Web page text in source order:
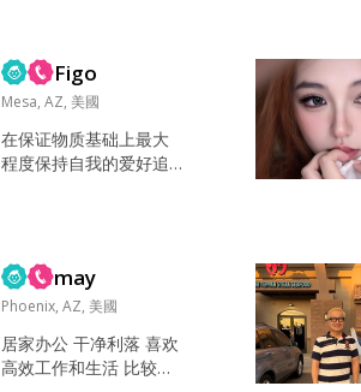
夫 I like being my true s
elf....
Figo
Mesa, AZ, 美國
在保证物质基础上最大
程度保持自我的爱好追
的心态。希望找到一个
有共鸣且互相爱护并一
起成长的伴侣。 打球，
看书，看电影，爬山，
越野，露营 喜欢运动，
足球，篮球，奔跑；喜
may
Phoenix, AZ, 美國
居家办公 干净利落 喜欢
高效工作和生活 比较直